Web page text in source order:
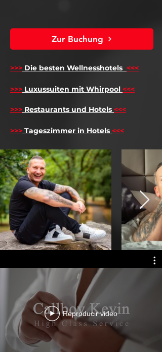
Zur Buchung
>>> Die besten Wellnesshotels <<<
>>> Luxussuiten mit Whirpool <<<
>>> Restaurants und Hotels <<<
>>> Tageszimmer in Hotels <<<
Reproducir video